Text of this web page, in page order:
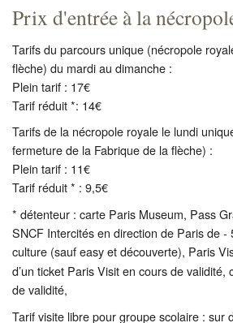
Prix d'entrée à la
Tarifs du parcours unique (nécropole
flèche) du mardi au dimanche :
Plein tarif : 17€
Tarif réduit *: 14€
Tarifs de la nécropole royale le lundi
fermeture de la Fabrique de la flèche) :
Plein tarif : 11€
Tarif réduit * : 9,5€
* détenteur : carte Paris Museum, Pass
SNCF Intercités en direction de Paris de -
culture (sauf easy et découverte), Paris
d’un ticket Paris Visit en cours de validité,
de validité,
Tarif visite libre pour groupe scolaire : sur